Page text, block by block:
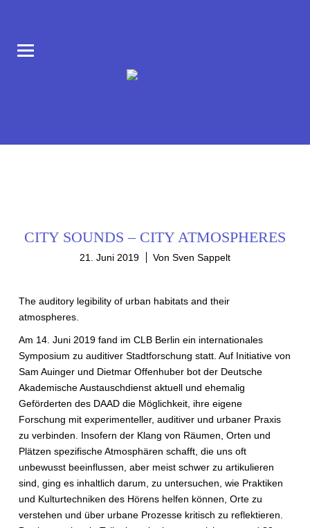
COLLABORATORIUM IM AUFBAU HAUS AM MORITZPLATZ
CITY SOUNDS – CITY ATMOSPHERES
21. Juni 2019 Von Sven Sappelt
The auditory legibility of urban habitats and their
atmospheres.
Am 14. Juni 2019 fand im CLB Berlin ein internationales
Symposium zu auditiver Stadtforschung statt. Auf Initiative von
Sam Auinger und Dietmar Offenhuber bot der Deutsche
Akademische Austauschdienst aktuell und ehemalig
Geförderten des DAAD die Möglichkeit, ihre eigene
Forschung mit experimenteller, auditiver und urbaner Praxis
zu verbinden. Insofern der Klang von Räumen, Orten und
Plätzen spezifische Atmosphären schafft, die uns oft
unbewusst beeinflussen, aber meist schwer zu artikulieren
sind, ging es inhaltlich darum, zu untersuchen, wie Praktiken
und Kulturtechniken des Hörens helfen können, Orte zu
verstehen und über urbane Prozesse kritisch zu reflektieren.